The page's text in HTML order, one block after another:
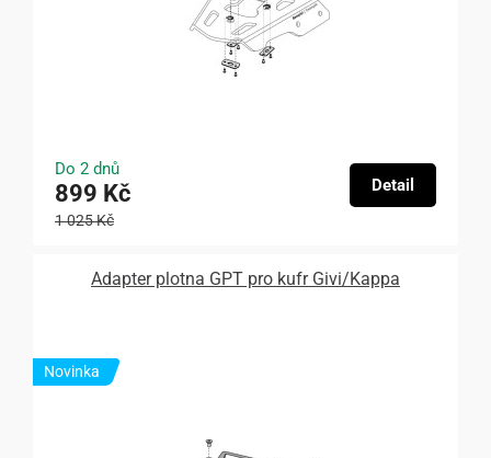
Do 2 dnů
899 Kč
1 025 Kč
Detail
Adapter plotna GPT pro kufr Givi/Kappa
Novinka